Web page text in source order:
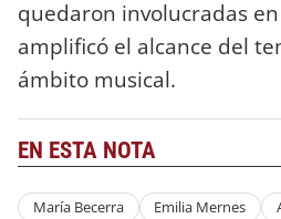
quedaron involucradas
amplificó el alcance del
ámbito musical.
EN ESTA NOTA
María Becerra Emilia Mernes